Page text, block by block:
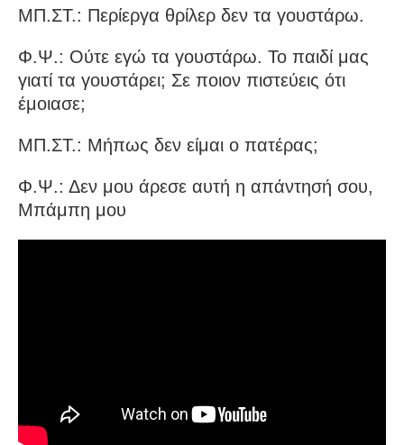
ΜΠ.ΣΤ.: Περίεργα θρίλερ δεν τα γουστάρω.
Φ.Ψ.: Ούτε εγώ τα γουστάρω. Το παιδί μας
γιατί τα γουστάρει; Σε ποιον πιστεύεις ότι
έμοιασε;
ΜΠ.ΣΤ.: Μήπως δεν είμαι ο πατέρας;
Φ.Ψ.: Δεν μου άρεσε αυτή η απάντησή σου,
Μπάμπη μου